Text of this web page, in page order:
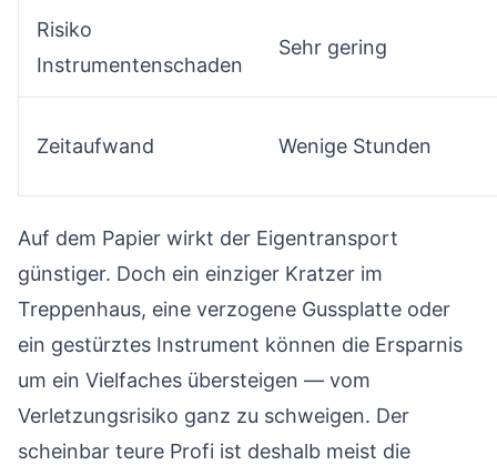
Risiko
Instrumentenschaden
Sehr gering
Zeitaufwand Wenige Stunden
Auf dem Papier wirkt der Eigentransport
günstiger. Doch ein einziger Kratzer im
Treppenhaus, eine verzogene Gussplatte oder
ein gestürztes Instrument können die Ersparnis
um ein Vielfaches übersteigen — vom
Verletzungsrisiko ganz zu schweigen. Der
scheinbar teure Profi ist deshalb meist die